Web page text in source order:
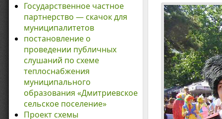
Государственное частное
партнерство — скачок для
муниципалитетов
постановление о
проведении публичных
слушаний по схеме
теплоснабжения
муниципального
образования «Дмитриевское
сельское поселение»
Проект схемы